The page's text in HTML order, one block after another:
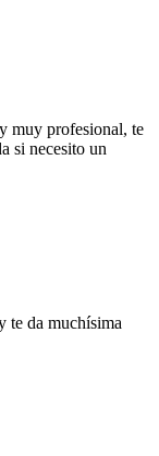
muy profesional, te
si necesito un
te da muchísima